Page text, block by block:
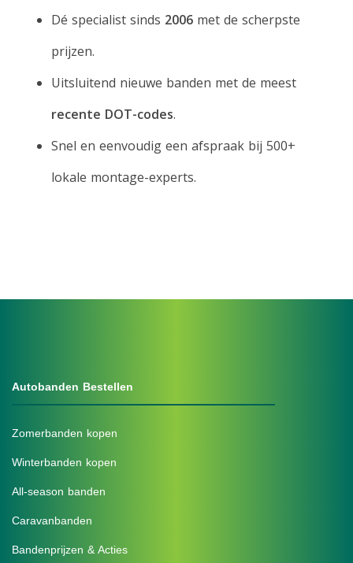
Dé specialist sinds 2006met de scherpste
prijzen.
Uitsluitend nieuwe banden met de meest
recente DOT-codes.
Snel en eenvoudig een afspraak bij 500+
lokale montage-experts.
Autobanden Bestellen
Zomerbanden kopen
Winterbanden kopen
All-season banden
Caravanbanden
Bandenprijzen & Acties